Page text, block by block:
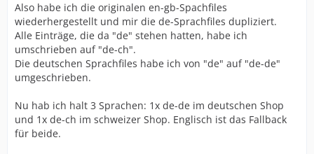
Also habe ich die originalen en-gb-Spachfiles
wiederhergestellt und mir die de-Sprachfiles dupliziert.
Alle Einträge, die da "de" stehen hatten, habe ich
umschrieben auf "de-ch".
Die deutschen Sprachfiles habe ich von "de" auf "de-de"
umgeschrieben.
Nu hab ich halt 3 Sprachen: 1x de-de im deutschen Shop
und 1x de-ch im schweizer Shop. Englisch ist das Fallback
für beide.